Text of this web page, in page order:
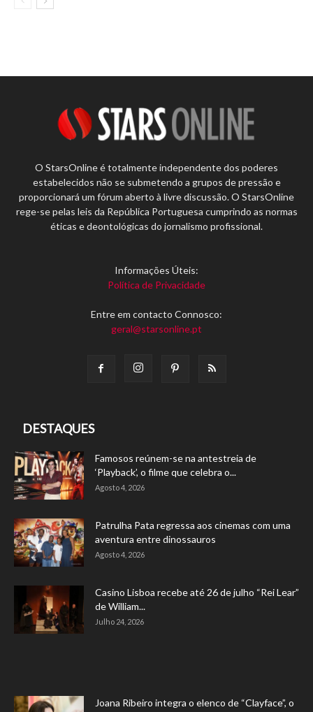
O StarsOnline é totalmente independente dos poderes
estabelecidos não se submetendo a grupos de pressão e
proporcionará um fórum aberto à livre discussão. O StarsOnline
rege-se pelas leis da República Portuguesa cumprindo as normas
éticas e deontológicas do jornalismo profissional.
Informações Úteis:
Política de Privacidade
Entre em contacto Connosco:
geral@starsonline.pt
DESTAQUES
Famosos reúnem-se na antestreia de
‘Playback’, o filme que celebra o...
Agosto 4, 2026
Patrulha Pata regressa aos cinemas com uma
aventura entre dinossauros
Agosto 4, 2026
Casino Lisboa recebe até 26 de julho “Rei Lear”
de William...
Julho 24, 2026
Joana Ribeiro integra o elenco de “Clayface”, o